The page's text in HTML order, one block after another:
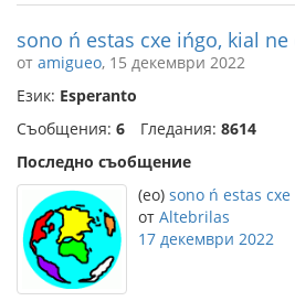
sono ń estas cxe ińgo, kial ne
от amigueo, 15 декември 2022
Език: Esperanto
Съобщения: 6 Гледания: 8614
Последно съобщение
(eo) sono ń estas
от Altebrilas
17 декември 2022